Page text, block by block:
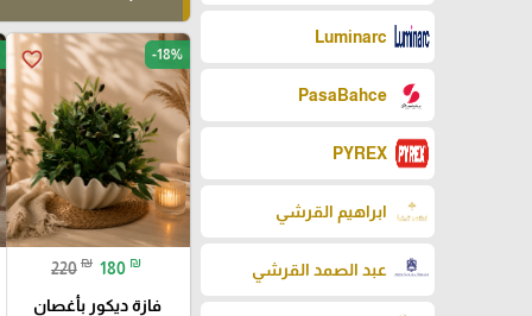
Luminarc
PasaBahce
PYREX
ابراهيم القرشي
عبد الصمد القرشي
favorite_border -18%
220 ₪ 180 ₪
فازة ديكور بأغصان